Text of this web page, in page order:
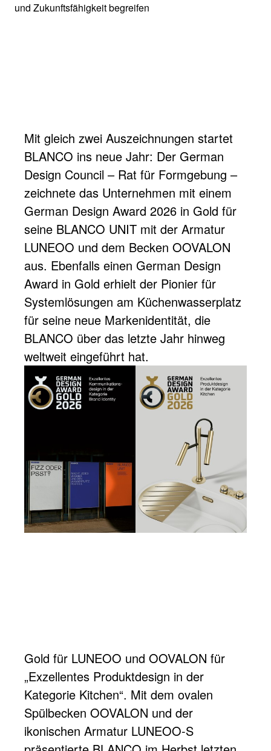
und Zukunftsfähigkeit begreifen
Mit gleich zwei Auszeichnungen startet
BLANCO ins neue Jahr: Der German
Design Council – Rat für Formgebung –
zeichnete das Unternehmen mit einem
German Design Award 2026 in Gold für
seine BLANCO UNIT mit der Armatur
LUNEOO und dem Becken OOVALON
aus. Ebenfalls einen German Design
Award in Gold erhielt der Pionier für
Systemlösungen am Küchenwasserplatz
für seine neue Markenidentität, die
BLANCO über das letzte Jahr hinweg
weltweit eingeführt hat.
Gold für LUNEOO und OOVALON für
„Exzellentes Produktdesign in der
Kategorie Kitchen“. Mit dem ovalen
Spülbecken OOVALON und der
ikonischen Armatur LUNEOO-S